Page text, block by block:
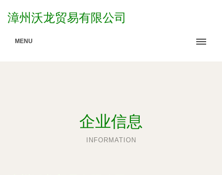
漳州沃龙贸易有限公司
MENU
企业信息
INFORMATION